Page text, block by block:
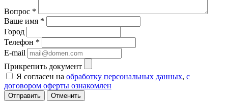
Вопрос *
Ваше имя *
Город
Телефон *
E-mail
Прикрепить документ
Я согласен на обработку персональных данных, с
договором оферты ознакомлен
Отменить